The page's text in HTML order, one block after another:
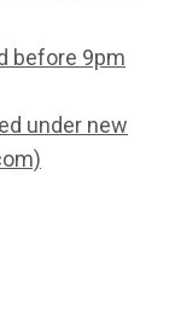
before 9pm
under new